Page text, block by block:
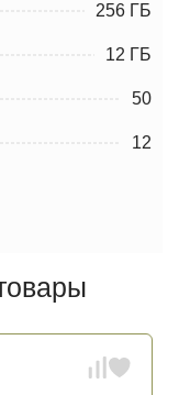
256 ГБ
12 ГБ
50
12